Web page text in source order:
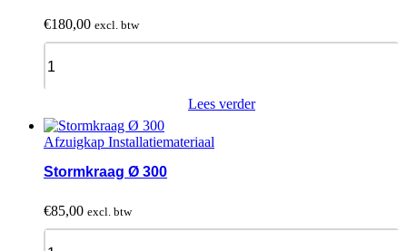
€180,00 excl. btw
Vierkant-
350
quantity
Lees verder
Afzuigkap Installatiemateriaal
Stormkraag Ø 300
€85,00 excl. btw